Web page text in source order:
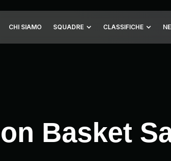
CHI SIAMO SQUADRE CLASSIFICHE
Basket